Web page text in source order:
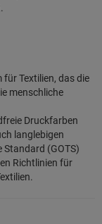
Textilien, das die
menschliche
Druckfarben
langlebigen
Standard (GOTS)
Richtlinien für